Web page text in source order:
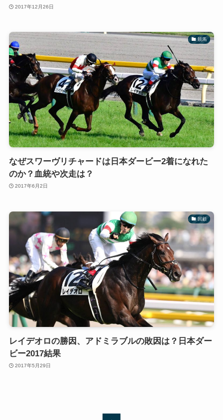
2017年12月26日
競馬
なぜスワーヴリチャードは日本ダービー2着になれた
のか？血統や次走は？
2017年6月2日
回顧
レイデオロの勝因、アドミラブルの敗因は？日本ダー
ビー2017結果
2017年5月29日